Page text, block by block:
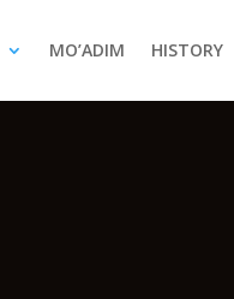
MO’ADIM HISTORY